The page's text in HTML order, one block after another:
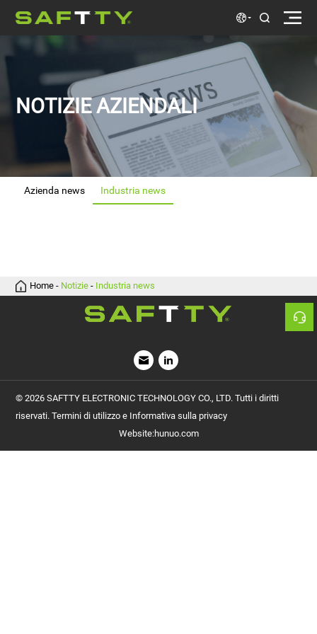
NOTIZIE AZIENDALI
Azienda news Industria news
Home - Notizie - Industria news
riservati. Termini di utilizzo e Informativa sulla privacy
Website:hunuo.com